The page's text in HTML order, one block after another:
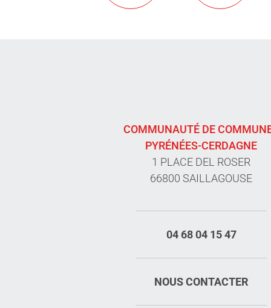
COMMUNAUTÉ DE
PYRÉNÉES-CERDAGNE
1 PLACE DEL ROSER
66800 SAILLAGOUSE
04 68 04 15 47
NOUS CONTACTER